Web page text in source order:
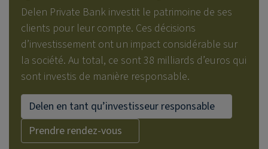
Delen Private Bank investit le patrimoine de ses
clients pour leur compte. Ces décisions
d’investissement ont un impact considérable sur
la société. Au total, ce sont 38 milliards d’euros qui
sont investis de manière responsable.
Delen en tant qu’investisseur responsable
Prendre rendez-vous